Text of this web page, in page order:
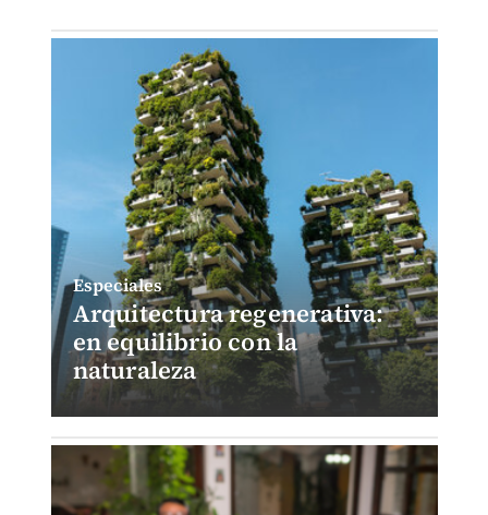
Arquitectura regenerativa:
en equilibrio con la
naturaleza
Especiales